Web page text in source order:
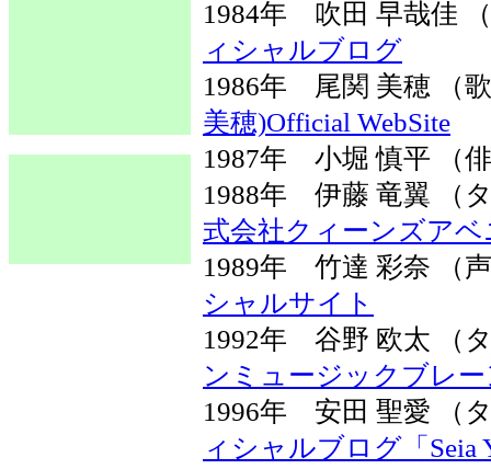
1984年 吹田 早哉
ィシャルブログ
1986年 尾関 美穂
美穂)Official WebSite
1987年 小堀 慎平 （
1988年 伊藤 竜翼
式会社クィーンズアベ
1989年 竹達 彩奈
シャルサイト
1992年 谷野 欧太
ンミュージックブレ
1996年 安田 聖愛
ィシャルブログ「Seia